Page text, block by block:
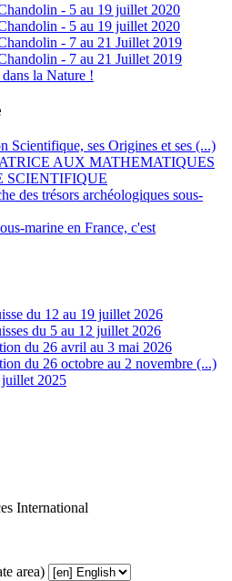
- 5 au 19 juillet 2020
- 5 au 19 juillet 2020
- 7 au 21 Juillet 2019
- 7 au 21 Juillet 2019
la Nature !
Scientifique, ses Origines et ses (...)
AUX MATHEMATIQUES
SCIENTIFIQUE
des trésors archéologiques sous-
marine en France, c'est
du 12 au 19 juillet 2026
du 5 au 12 juillet 2026
du 26 avril au 3 mai 2026
du 26 octobre au 2 novembre (...)
2025
International
area)